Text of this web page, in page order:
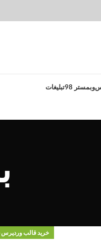
وبمستر 98 تبلیغات
خرید قالب وردپرس